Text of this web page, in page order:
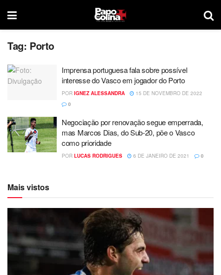
Tag: Porto
Imprensa portuguesa fala sobre possível
interesse do Vasco em jogador do Porto
POR IGNEZ ALESSANDRA
15 DE NOVEMBRO DE 2022
0
Negociação por renovação segue emperrada,
mas Marcos Dias, do Sub-20, põe o Vasco
como prioridade
POR LUCAS RODRIGUES 6 DE JANEIRO DE 2021 0
Mais vistos